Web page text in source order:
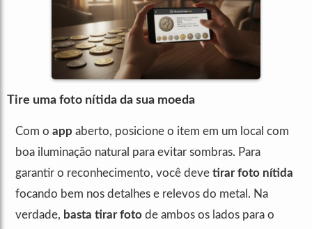
Tire uma foto nítida da sua moeda
Com o app aberto, posicione o item em um local com
boa iluminação natural para evitar sombras. Para
garantir o reconhecimento, você deve tirar foto nítida
focando bem nos detalhes e relevos do metal. Na
verdade, basta tirar foto de ambos os lados para o